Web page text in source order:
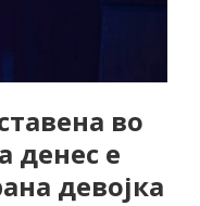
во
денес е
девојка